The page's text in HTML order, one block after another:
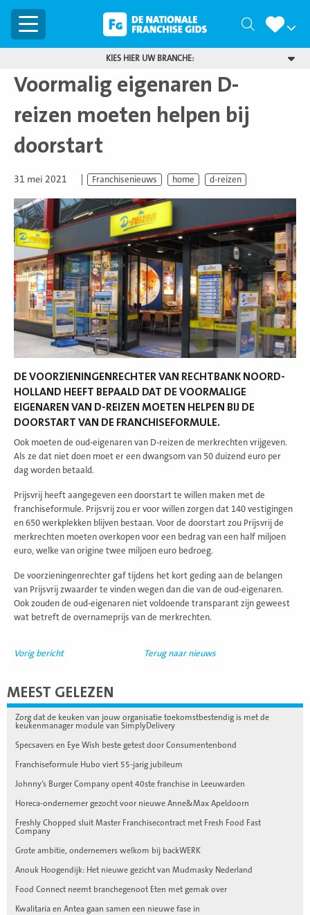
Menu Zoeken
KIES HIER UW BRANCHE:
Voormalig eigenaren D-
reizen moeten helpen bij
doorstart
31 mei 2021 Franchisenieuws home d-reizen
DE VOORZIENINGENRECHTER VAN RECHTBANK NOORD-
HOLLAND HEEFT BEPAALD DAT DE VOORMALIGE
EIGENAREN VAN D-REIZEN MOETEN HELPEN BIJ DE
DOORSTART VAN DE FRANCHISEFORMULE.
Ook moeten de oud-eigenaren van D-reizen de merkrechten vrijgeven.
Als ze dat niet doen moet er een dwangsom van 50 duizend euro per
dag worden betaald.
Prijsvrij heeft aangegeven een doorstart te willen maken met de
franchiseformule. Prijsvrij zou er voor willen zorgen dat 140 vestigingen
en 650 werkplekken blijven bestaan. Voor de doorstart zou Prijsvrij de
merkrechten moeten overkopen voor een bedrag van een half miljoen
euro, welke van origine twee miljoen euro bedroeg.
De voorzieningenrechter gaf tijdens het kort geding aan de belangen
van Prijsvrij zwaarder te vinden wegen dan die van de oud-eigenaren.
Ook zouden de oud-eigenaren niet voldoende transparant zijn geweest
wat betreft de overnameprijs van de merkrechten.
Vorig bericht Terug naar nieuws
MEEST GELEZEN
Zorg dat de keuken van jouw organisatie toekomstbestendig is met de
keukenmanager module van SimplyDelivery
Specsavers en Eye Wish beste getest door Consumentenbond
Franchiseformule Hubo viert 55-jarig jubileum
Johnny’s Burger Company opent 40ste franchise in Leeuwarden
Horeca-ondernemer gezocht voor nieuwe Anne&Max Apeldoorn
Freshly Chopped sluit Master Franchisecontract met Fresh Food Fast
Company
Grote ambitie, ondernemers welkom bij backWERK
Anouk Hoogendijk: Het nieuwe gezicht van Mudmasky Nederland
Food Connect neemt branchegenoot Eten met gemak over
Kwalitaria en Antea gaan samen een nieuwe fase in